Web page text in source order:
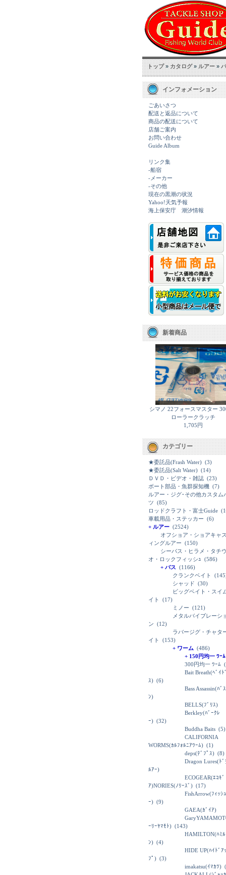
トップ»カタログ»ルアー»
インフォメーション
ごあいさつ
配送と返品について
商品の配送について
店舗ご案内
お問い合わせ
Guide Album
リンク集
-船宿
-メーカー
-その他
現在の黒潮の状況
Yahoo!天気予報
海上保安庁 潮汐情報
新着商品
シマノ 22フォースマスター
ローラークラッチ
1,705円
カテゴリー
★委託品(Frash Water) (3)
★委託品(Salt Water) (14)
ＤＶＤ・ビデオ・雑誌 (23)
ボート部品・魚群探知機 (7)
ルアー・ジグ･その他カスタム
ツ (85)
ロッドクラフト・富士Guide
車載用品・ステッカー (6)
+ ルアー (2524)
オフショア・ショアキャ
ィングルアー (150)
シーバス・ヒラメ・タチウ
オ・ロックフィッシｭ (586)
+ バス (1166)
クランクベイト
シャッド (30)
ビッグベイト・スイ
イト
(17)
ミノー (121)
メタルバイブレーシ
ン (12)
ラバージグ・チャタ
イト
(153)
+ ワーム (486)
+ 150円均一 ﾜｰﾑ
300円均一 ﾜｰﾑ
Bait Breath(ﾍﾞｲﾄ
ｽ) (6)
Bass Assassin(ﾊﾞ
ﾝ)
BELLS(ﾌﾞﾘｽ)
Berkley(ﾊﾞｰｸﾚ
ｰ) (32)
Buddha Baits (5)
CALIFORNIA
WORMS(ｶﾙﾌｫﾙﾆｱﾜｰﾑ) (1)
deps(ﾃﾞﾌﾟｽ) (8)
Dragon Lures(ﾄﾞ
ﾙｱｰ)
ECOGEAR(ｴｺｷﾞ
ｱ)NORIES(ﾉﾘｰｽﾞ) (17)
FishArrow(ﾌｨｯｼ
ｰ) (9)
GAEA(ｶﾞｲｱ)
ｰﾘｰﾔﾏﾓﾄ) (143)
HAMILTON(ﾊﾐﾙ
ﾝ) (4)
HIDE UP(ﾊｲﾄﾞｱｯ
ﾌﾟ) (3)
imakatsu(ｲﾏｶﾂ)